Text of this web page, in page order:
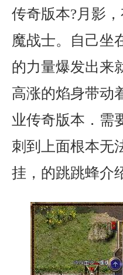
传奇版本?月影
魔战士。自己坐
的力量爆发出来
高涨的焰身带动
业传奇版本．需
刺到上面根本无
挂，的跳跳蜂介